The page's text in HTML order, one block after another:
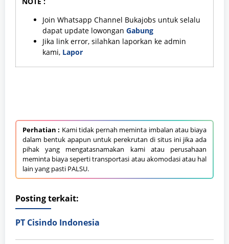
Join Whatsapp Channel Bukajobs untuk selalu
dapat update lowongan Gabung
Jika link error, silahkan laporkan ke admin
kami, Lapor
Perhatian : Kami tidak pernah meminta imbalan atau biaya
dalam bentuk apapun untuk perekrutan di situs ini jika ada
pihak yang mengatasnamakan kami atau perusahaan
meminta biaya seperti transportasi atau akomodasi atau hal
lain yang pasti PALSU.
Posting terkait:
PT Cisindo Indonesia